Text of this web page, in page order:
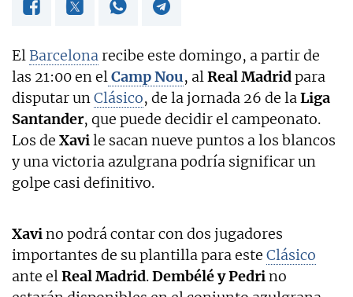
El Barcelonarecibe este domingo, a partir de
las 21:00 en elCamp Nou, alReal Madridpara
disputar unClásico, de la jornada 26 de laLiga
Santander, que puede decidir el campeonato.
Los de Xavile sacan nueve puntos a los blancos
y una victoria azulgrana podría significar un
golpe casi definitivo.
Xavino podrá contar con dos jugadores
importantes de su plantilla para este Clásico
ante elReal Madrid.Dembélé y Pedrino